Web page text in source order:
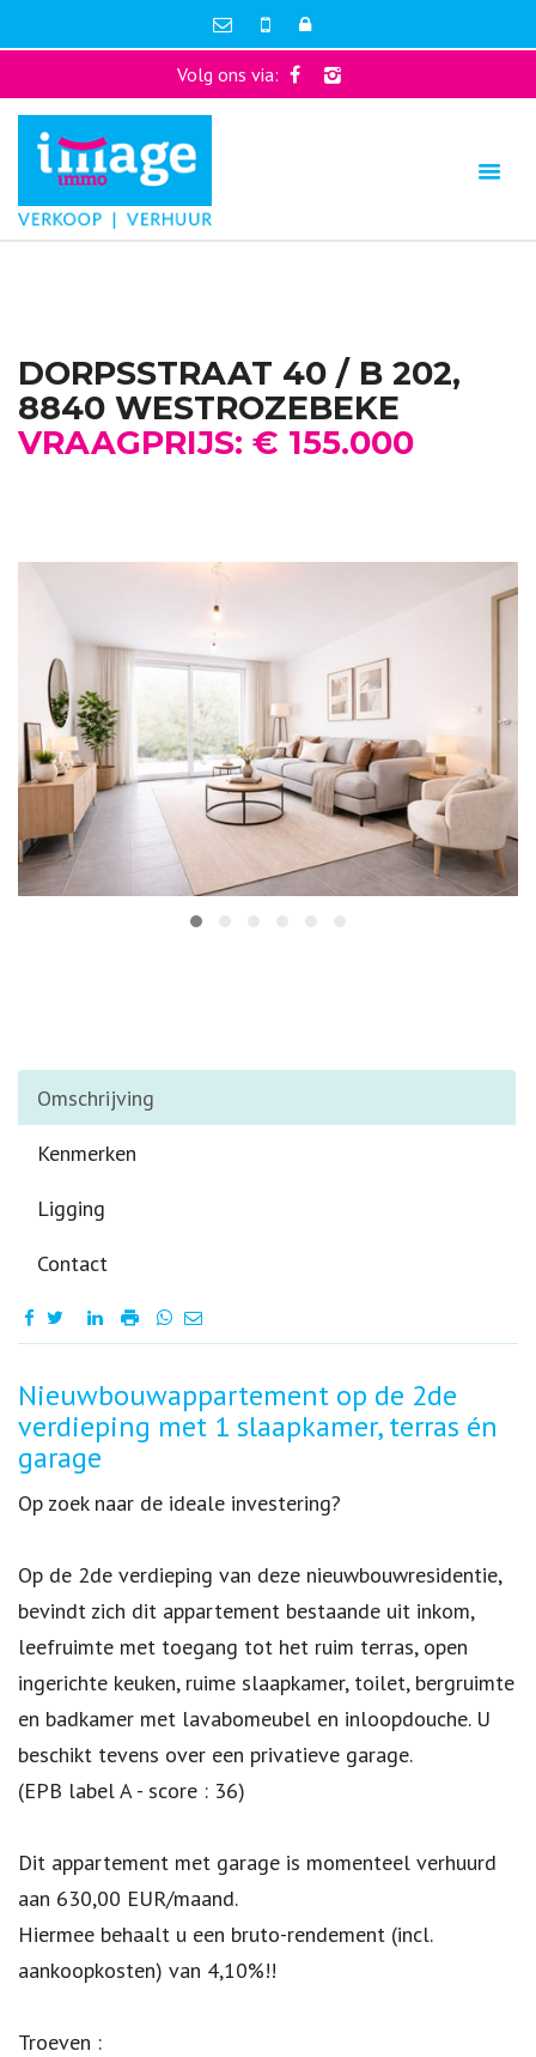
Volg ons via:
DORPSSTRAAT 40 / B 202,
8840 WESTROZEBEKE
VRAAGPRIJS: € 155.000
Omschrijving
Kenmerken
Ligging
Contact
Omschrijving
Nieuwbouwappartement op de 2de
verdieping met 1 slaapkamer, terras én
garage
Op zoek naar de ideale investering?
Op de 2de verdieping van deze nieuwbouwresidentie,
bevindt zich dit appartement bestaande uit inkom,
leefruimte met toegang tot het ruim terras, open
ingerichte keuken, ruime slaapkamer, toilet, bergruimte
en badkamer met lavabomeubel en inloopdouche. U
beschikt tevens over een privatieve garage.
(EPB label A - score : 36)
Dit appartement met garage is momenteel verhuurd
aan 630,00 EUR/maand.
Hiermee behaalt u een bruto-rendement (incl.
aankoopkosten) van 4,10%!!
Troeven :